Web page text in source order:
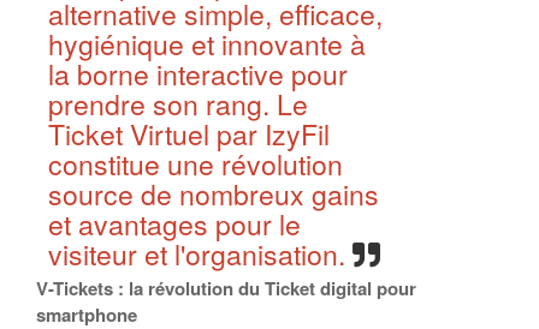
alternative simple, efficace,
hygiénique et innovante à
la borne interactive pour
prendre son rang. Le
Ticket Virtuel par IzyFil
constitue une révolution
source de nombreux gains
et avantages pour le
visiteur et l'organisation.
V-Tickets : la révolution du Ticket digital pour
smartphone